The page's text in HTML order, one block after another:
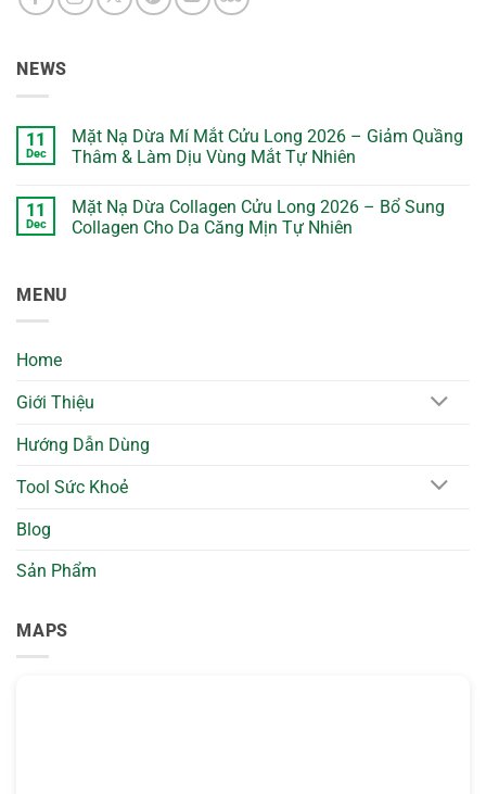
NEWS
11
Dec
Mặt Nạ Dừa Mí Mắt Cửu Long 2026 – Giảm Quầng
Thâm & Làm Dịu Vùng Mắt Tự Nhiên
on
Mặt
Nạ
Làm
Vùng
Mắt
11
Dec
Mặt Nạ Dừa Collagen Cửu Long 2026 – Bổ Sung
Collagen Cho Da Căng Mịn Tự Nhiên
Bổ
Collagen
Cho
Mịn
MENU
Home
Giới Thiệu
Hướng Dẫn Dùng
Tool Sức Khoẻ
Blog
Sản Phẩm
MAPS